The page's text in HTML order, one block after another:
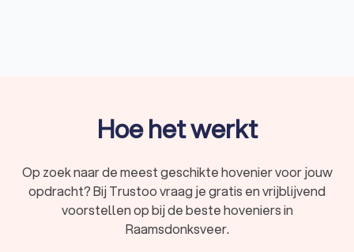
Een hovenier in Raamsdonksveer is gespecialiseerd in het
aanleggen, onderhouden en renoveren van tuinen. Dit
verzorgen. Hoveniers bieden verschillende diensten aan,
waaronder:
Tuinontwerp:een goed tuinontwerp is belangrijk voor
een mooie en functionele tuin. Hoveniers maken vaak
samen met een tuinarchitect een ontwerp dat rekening
Hoe het werkt
Op zoek naar de meest geschikte hovenier voor jouw
opdracht? Bij Trustoo vraag je gratis en vrijblijvend
voorstellen op bij de beste hoveniers in
Raamsdonksveer.